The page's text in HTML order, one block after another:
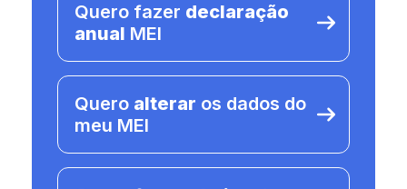
Quero fazer declaração
anual MEI
Quero alterar os dados do
meu MEI